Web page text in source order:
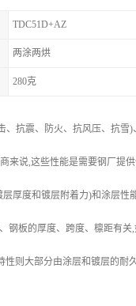
TDC51D+AZ
两涂两烘
280克
抗震、防火、抗风压、抗雪)
来说,这些性能是需要钢厂提
厚度和镀层附着力)和涂层性
钢板的厚度、跨度、檩距有关
则大部分由涂层和镀层的耐久